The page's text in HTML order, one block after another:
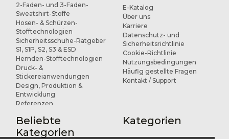
2-Faden- und 3-Faden-
Sweatshirt-Stoffe
Hosen- & Schürzen-
Stofftechnologien
Sicherheitsschuhe-Ratgeber
S1, S1P, S2, S3 & ESD
Hemden-Stofftechnologien
Druck- &
Stickereianwendungen
Design, Produktion &
Entwicklung
Referenzen
E-Katalog
Über uns
Karriere
Datenschutz- und
Sicherheitsrichtlinie
Cookie-Richtlinie
Nutzungsbedingungen
Häufig gestellte Fragen
Kontakt / Support
Beliebte
Kategorien
Kategorien